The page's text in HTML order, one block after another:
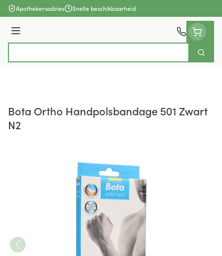
Ga naar de inhoud
Apothekersadvies Snelle beschikbaarheid
Menu
Zoek
Bota Ortho Handpolsbandage 501 Zwart
N2